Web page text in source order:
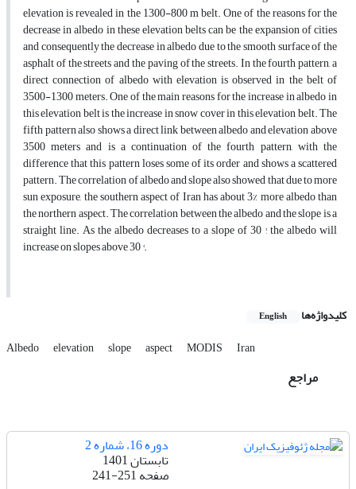
elevation is revealed in the 1300-800 m belt. One of the reasons for the
decrease in albedo in these elevation belts can be the expansion of cities
and consequently the decrease in albedo due to the smooth surface of the
asphalt of the streets and the paving of the streets. In the fourth pattern, a
direct connection of albedo with elevation is observed in the belt of
3500-1300 meters. One of the main reasons for the increase in albedo in
this elevation belt is the increase in snow cover in this elevation belt. The
fifth pattern also shows a direct link between albedo and elevation above
3500 meters and is a continuation of the fourth pattern, with the
difference that this pattern loses some of its order and shows a scattered
pattern. The correlation of albedo and slope also showed that due to more
sun exposure, the southern aspect of Iran has about 3% more albedo than
the northern aspect. The correlation between the albedo and the slope is a
straight line. As the albedo decreases to a slope of 30 °, the albedo will
increase on slopes above 30 °.
کلیدواژه‌ها English
Albedo elevation slope aspect MODIS Iran
مراجع
دوره 16، شماره 2
تابستان 1401
صفحه241-251